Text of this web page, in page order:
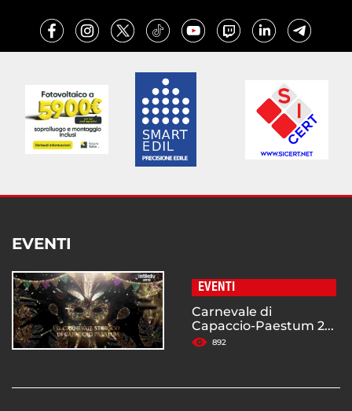
EVENTI
EVENTI
Carnevale di
Capaccio-Paestum 2...
892